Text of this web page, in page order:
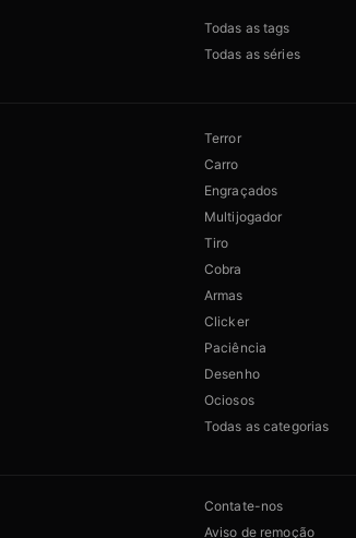
Todas as tags
Todas as séries
Terror
Carro
Engraçados
Multijogador
Tiro
Cobra
Armas
Clicker
Paciência
Desenho
Ociosos
Todas as categorias
Contate-nos
Aviso de remoção